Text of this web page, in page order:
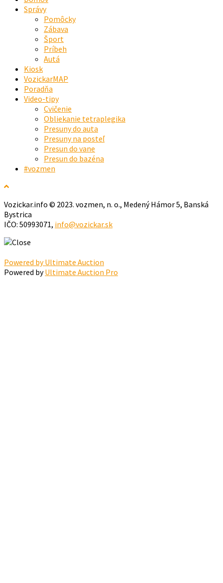
Správy
Pomôcky
Zábava
Šport
Príbeh
Autá
Kiosk
VozickarMAP
Poradňa
Video-tipy
Cvičenie
Obliekanie tetraplegika
Presuny do auta
Presuny na posteľ
Presun do vane
Presun do bazéna
#vozmen
Vozickar.info © 2023. vozmen, n. o., Medený Hámor 5, Banská
Bystrica
IČO: 50993071, info@vozickar.sk
Powered by Ultimate Auction
Powered byUltimate Auction Pro